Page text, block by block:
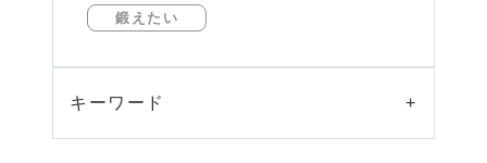
鍛えたい
キーワード +